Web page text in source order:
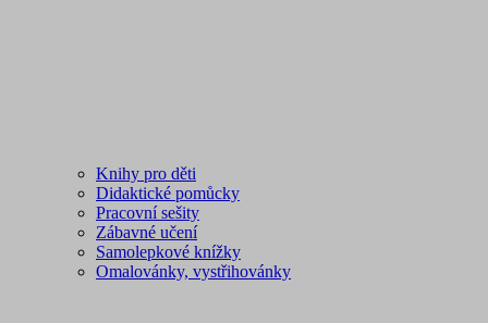
Knihy pro děti
Didaktické pomůcky
Pracovní sešity
Zábavné učení
Samolepkové knížky
Omalovánky, vystřihovánky